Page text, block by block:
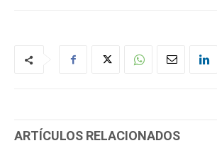
ARTÍCULOS RELACIONADOS